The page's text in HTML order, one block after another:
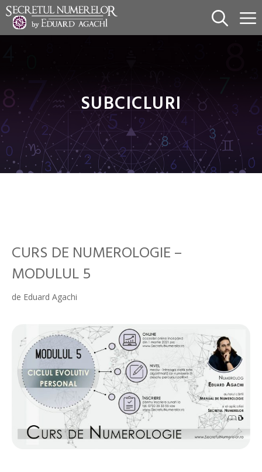
Sari
conținut
SUBCICLURI
CURS DE NUMEROLOGIE –
MODULUL 5
de Eduard Agachi